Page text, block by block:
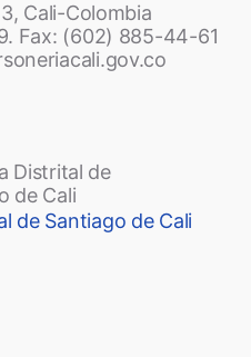
Cali-Colombia
Fax: (602) 885-44-61